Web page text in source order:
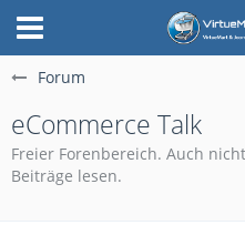
Forum
eCommerce Talk
Freier Forenbereich. Auch
Beiträge lesen.